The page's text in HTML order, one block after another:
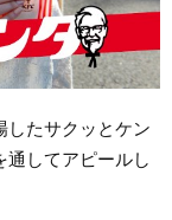
したサクッとケン
通してアピールし